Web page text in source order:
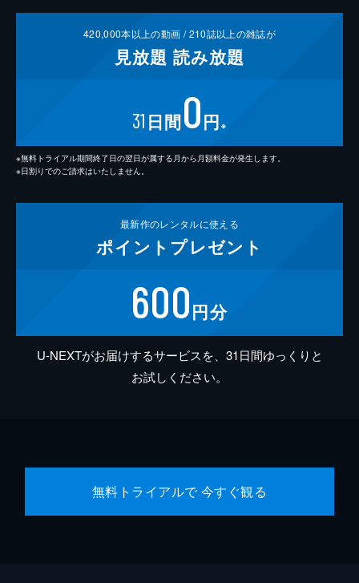
420,000本以上の動画 /210誌以上の雑誌が
見放題 読み放題
31 日間0円 ※
※無料トライアル期間終了日の翌日が属する月から月額料金が発生します。
※日割りでのご請求はいたしません。
最新作のレンタルに使える
ポイント プレゼント
600円分
U-NEXTがお届けするサービスを、31日間ゆっくりと
お試しください。
無料トライアルで 今すぐ観る